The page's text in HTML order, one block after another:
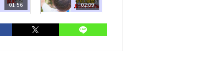
01:56
が多
法④過
02:09
【独り言が多
い】対処法⑥独